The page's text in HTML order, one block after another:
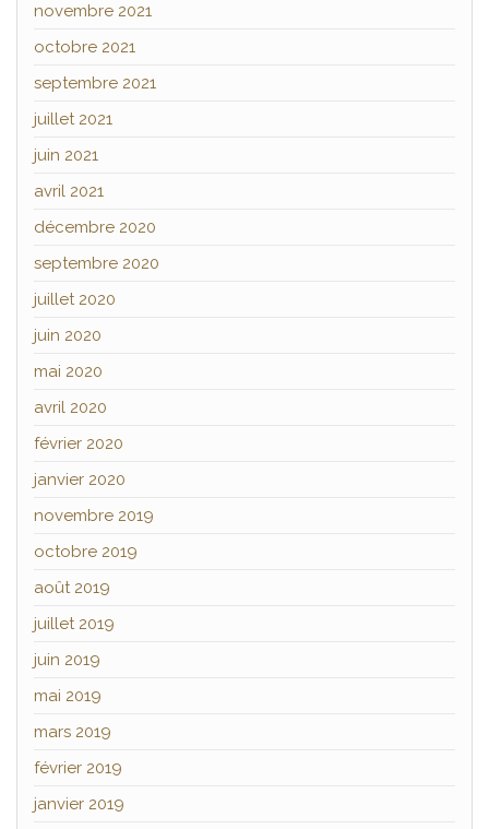
novembre 2021
octobre 2021
septembre 2021
juillet 2021
juin 2021
avril 2021
décembre 2020
septembre 2020
juillet 2020
juin 2020
mai 2020
avril 2020
février 2020
janvier 2020
novembre 2019
octobre 2019
août 2019
juillet 2019
juin 2019
mai 2019
mars 2019
février 2019
janvier 2019